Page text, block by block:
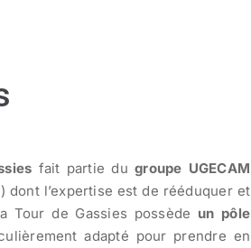
fait partie dugroupe UGECAM
dont l’expertise est de rééduquer et
Tour de Gassies possède un pôle
adapté pour prendre en